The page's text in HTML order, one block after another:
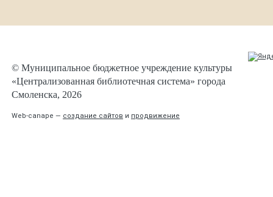
© Муниципальное бюджетное учреждение культуры
«Централизованная библиотечная система» города
Смоленска, 2026
Web-canape — создание сайтов и продвижение